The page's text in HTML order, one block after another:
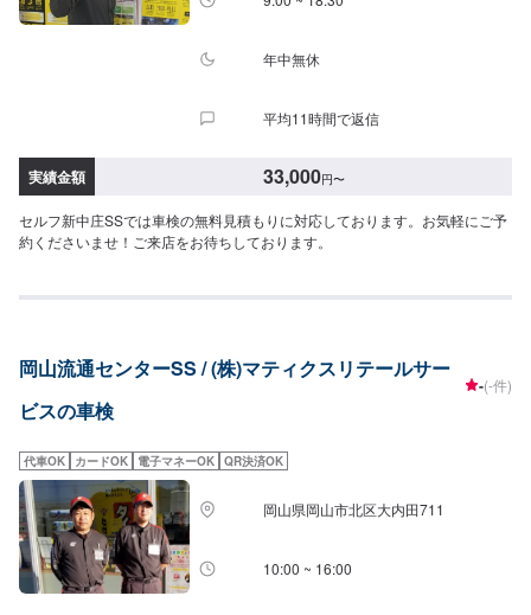
年中無休
平均11時間で返信
実績金額 33,000円〜
セルフ新中庄SSでは車検の無料見積もりに対応しております。お気軽にご予
約くださいませ！ご来店をお待ちしております。
岡山流通センターSS / (株)マティクスリテールサー
ビスの車検
-(-件)
代車OK カードOK 電子マネーOK QR決済OK
岡山県岡山市北区大内田711
10:00 ~ 16:00